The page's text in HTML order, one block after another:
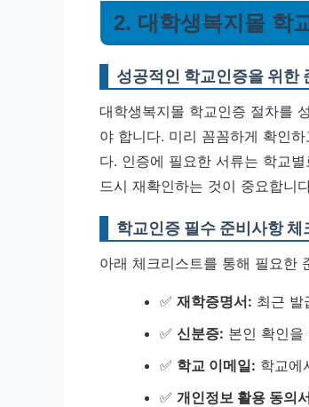
2. 대학생복지몰 학
성공적인 학교인증을 위한
대학생복지몰 학교인증 절차를
야 합니다. 미리 꼼꼼하게 확인
다. 인증에 필요한 서류는 학교
드시 재확인하는 것이 중요합니
학교인증 필수 준비사항 체
아래 체크리스트를 통해 필요한
✅ 재학증명서: 최근 발
✅ 신분증: 본인 확인을
✅ 학교 이메일: 학교에
✅ 개인정보 활용 동의